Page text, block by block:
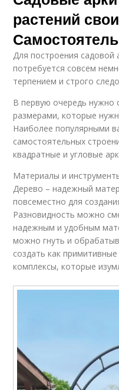
растений
Для построения садовой
потребуется совсем
терпением и строго
В первую очередь нужно
размерами, которые
Наиболее популярными
самостоятельных
квадратные и угловые
Материалы и
Дерево – надежный
повсеместно для
Разновидность можно
надежным и удобным
можно гнуть и
создать как
комплексы, которые